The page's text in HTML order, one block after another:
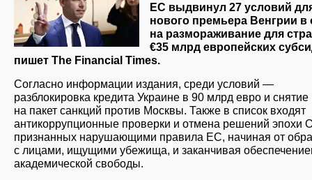
ЕС выдвинул 27 условий
нового премьера Венгрии в
на размораживание для
€35 млрд европейских
пишет The Financial Times.
Согласно информации издания, среди условий —
разблокировка кредита Украине в 90 млрд евро и снятие
на пакет санкций против Москвы. Также в список входят
антикоррупционные проверки и отмена решений эпохи
признанных нарушающими правила ЕС, начиная от
с лицами, ищущими убежища, и заканчивая
академической свободы.